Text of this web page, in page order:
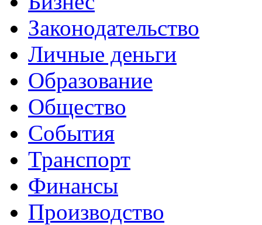
Законодательство
Личные деньги
Образование
Общество
События
Транспорт
Финансы
Производство